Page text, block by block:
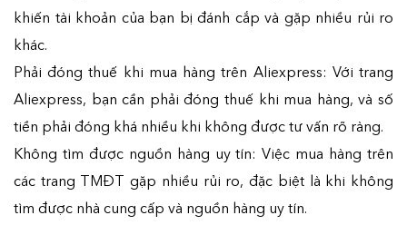
khiến tài khoản của bạn bị đánh cắp và gặp nhiều rủi ro
khác.
Phải đóng thuế khi mua hàng trên Aliexpress: Với trang
Aliexpress, bạn cần phải đóng thuế khi mua hàng, và số
tiền phải đóng khá nhiều khi không được tư vấn rõ ràng.
Không tìm được nguồn hàng uy tín: Việc mua hàng trên
các trang TMĐT gặp nhiều rủi ro, đặc biệt là khi không
tìm được nhà cung cấp và nguồn hàng uy tín.